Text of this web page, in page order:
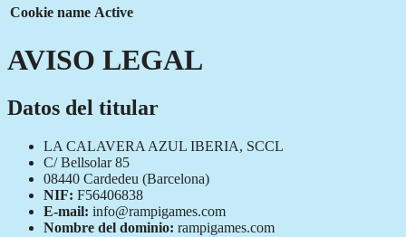
Cookie name Active
AVISO LEGAL
Datos del titular
LA CALAVERA AZUL IBERIA, SCCL
C/ Bellsolar 85
08440 Cardedeu (Barcelona)
NIF: F56406838
E-mail: info@rampigames.com
Nombre del dominio: rampigames.com